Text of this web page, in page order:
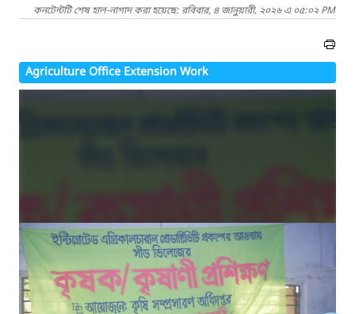
কনটেন্টটি শেষ হাল-নাগাদ করা হয়েছে: রবিবার, ৪ জানুয়ারী, ২০২৬ এ ০৫:০২ PM
Agriculture Office Extension Work